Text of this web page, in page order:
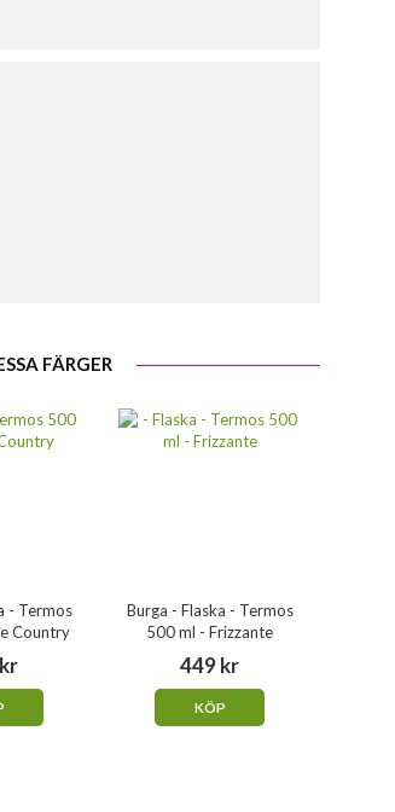
FÄRGER
- Termos
Country
Burga - Flaska - Termos
500 ml - Frizzante
449 kr
KÖP